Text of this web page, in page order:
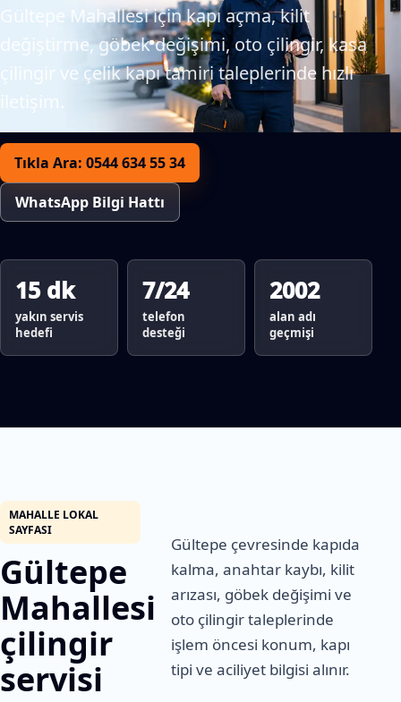
Gültepe Mahallesi için kapı açma, kilit
değiştirme, göbek değişimi, oto çilingir, kasa
çilingir ve çelik kapı tamiri taleplerinde hızlı
iletişim.
Tıkla Ara: 0544 634 55 34
WhatsApp Bilgi Hattı
15 dk
yakın servis
hedefi
7/24
telefon
desteği
2002
alan adı
geçmişi
MAHALLE LOKAL
SAYFASI
Gültepe
Mahallesi
çilingir
servisi
Gültepe çevresinde kapıda
kalma, anahtar kaybı, kilit
arızası, göbek değişimi ve
oto çilingir taleplerinde
işlem öncesi konum, kapı
tipi ve aciliyet bilgisi alınır.